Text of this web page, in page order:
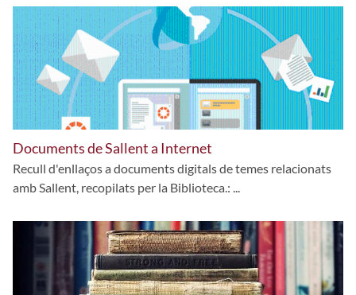
Documents de Sallent a Internet
Recull d'enllaços a documents digitals de temes relacionats
amb Sallent, recopilats per la Biblioteca.: ...